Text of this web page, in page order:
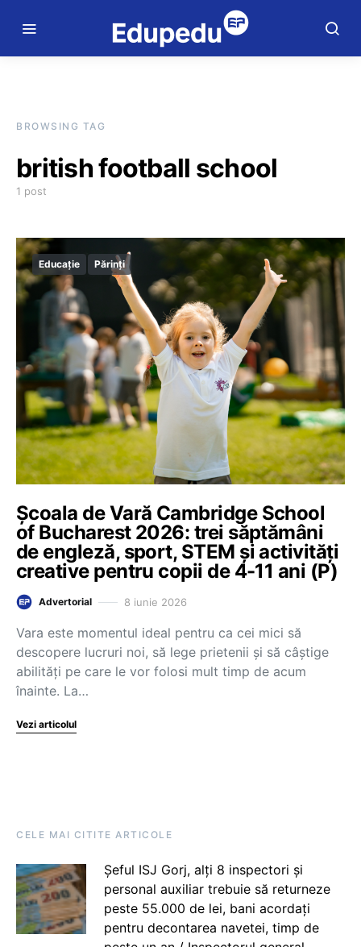
BROWSING TAG
british football school
1 post
Educație Părinți
Școala de Vară Cambridge School
of Bucharest 2026: trei săptămâni
de engleză, sport, STEM și activități
creative pentru copii de 4-11 ani (P)
Advertorial 8 iunie 2026
Vara este momentul ideal pentru ca cei mici să
descopere lucruri noi, să lege prietenii și să câștige
abilități pe care le vor folosi mult timp de acum
înainte. La…
Vezi articolul
CELE MAI CITITE ARTICOLE
Șeful ISJ Gorj, alți 8 inspectori și
personal auxiliar trebuie să returneze
peste 55.000 de lei, bani acordați
pentru decontarea navetei, timp de